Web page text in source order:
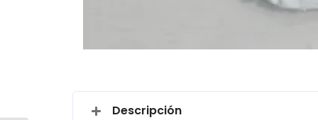
Descripción